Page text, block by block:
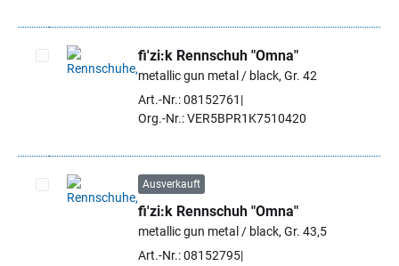
Artikel auswählen
fi'zi:k Rennschuh "Omna"
metallic gun metal / black, Gr. 42
Art.-Nr.: 08152761
Org.-Nr.: VER5BPR1K7510420
Artikel auswählen
Ausverkauft
fi'zi:k Rennschuh "Omna"
metallic gun metal / black, Gr. 43,5
Art.-Nr.: 08152795